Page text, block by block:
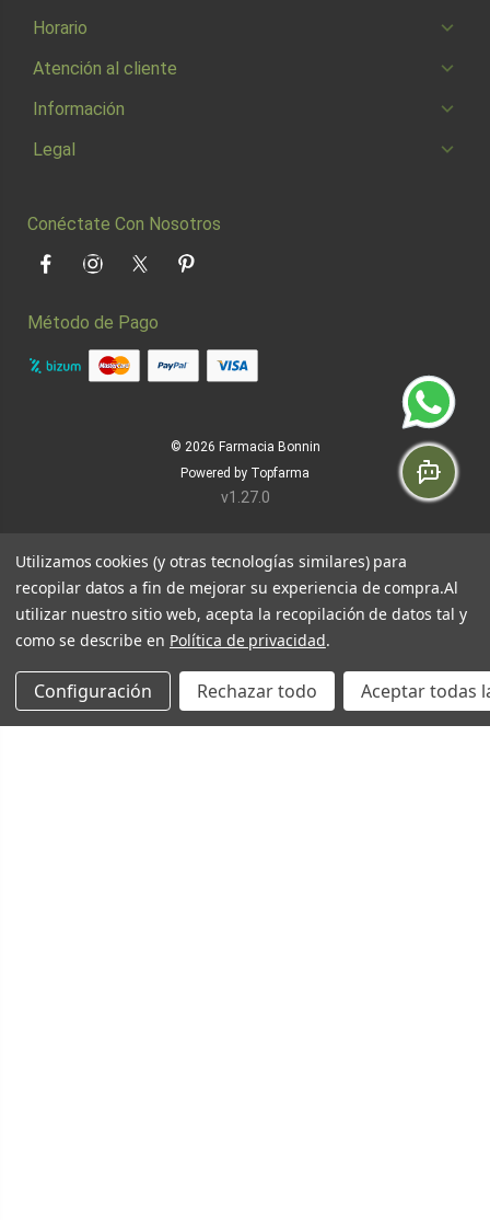
Horario
Atención al cliente
Información
Legal
Conéctate Con Nosotros
FacebookInstagramTwitter Pinterest
Método de Pago
© 2026 Farmacia Bonnin
Powered by Topfarma
v1.27.0
Utilizamos cookies (y otras tecnologías similares) para
recopilar datos a fin de mejorar su experiencia de compra.Al
utilizar nuestro sitio web, acepta la recopilación de datos tal y
como se describe en Política de privacidad.
Configuración Rechazar todo Aceptar todas